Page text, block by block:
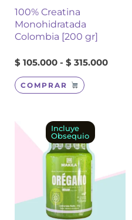
100% Creatina
Monohidratada
Colombia [200 gr]
$ 105.000 - $ 315.000
COMPRAR
de
producto
Incluye
Obsequio
$
hasta
Este
producto
tiene
múltiples
variantes.
Las
opciones
se